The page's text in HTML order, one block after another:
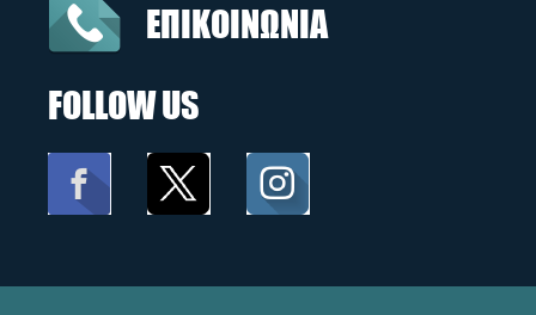
ΕΠΙΚΟΙΝΩΝΙΑ
FOLLOW US